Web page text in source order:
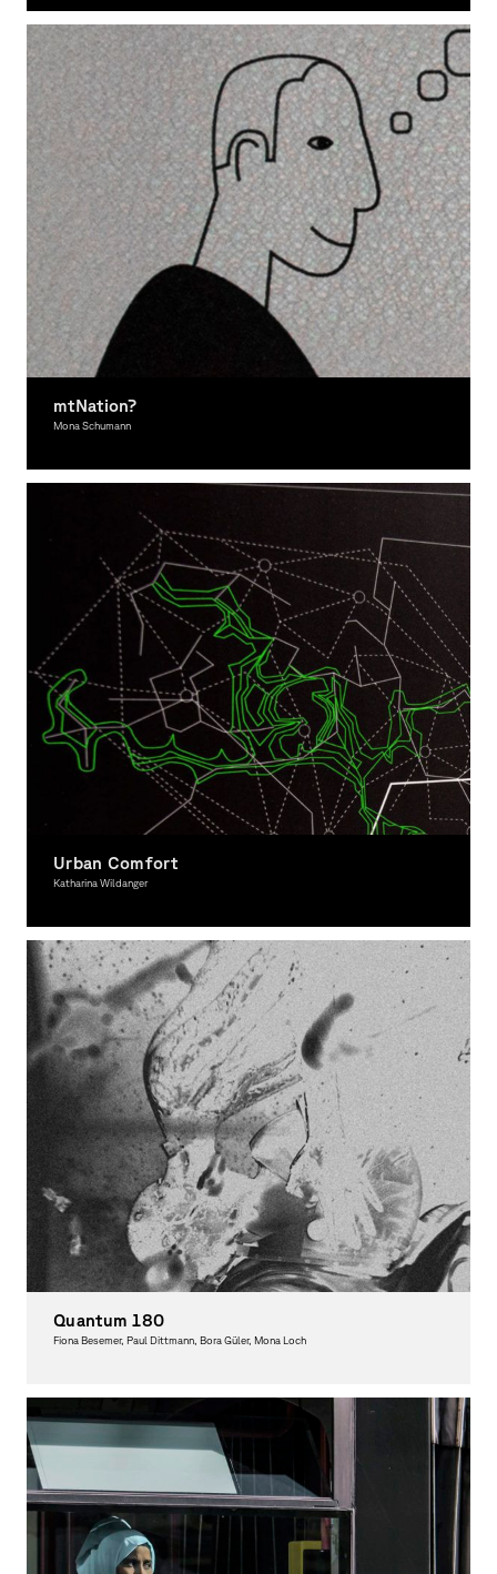
mtNation?
Mona Schumann
Urban Comfort
Katharina Wildanger
Quantum 180
Fiona Besemer, Paul Dittmann, Bora Güler, Mona Loch